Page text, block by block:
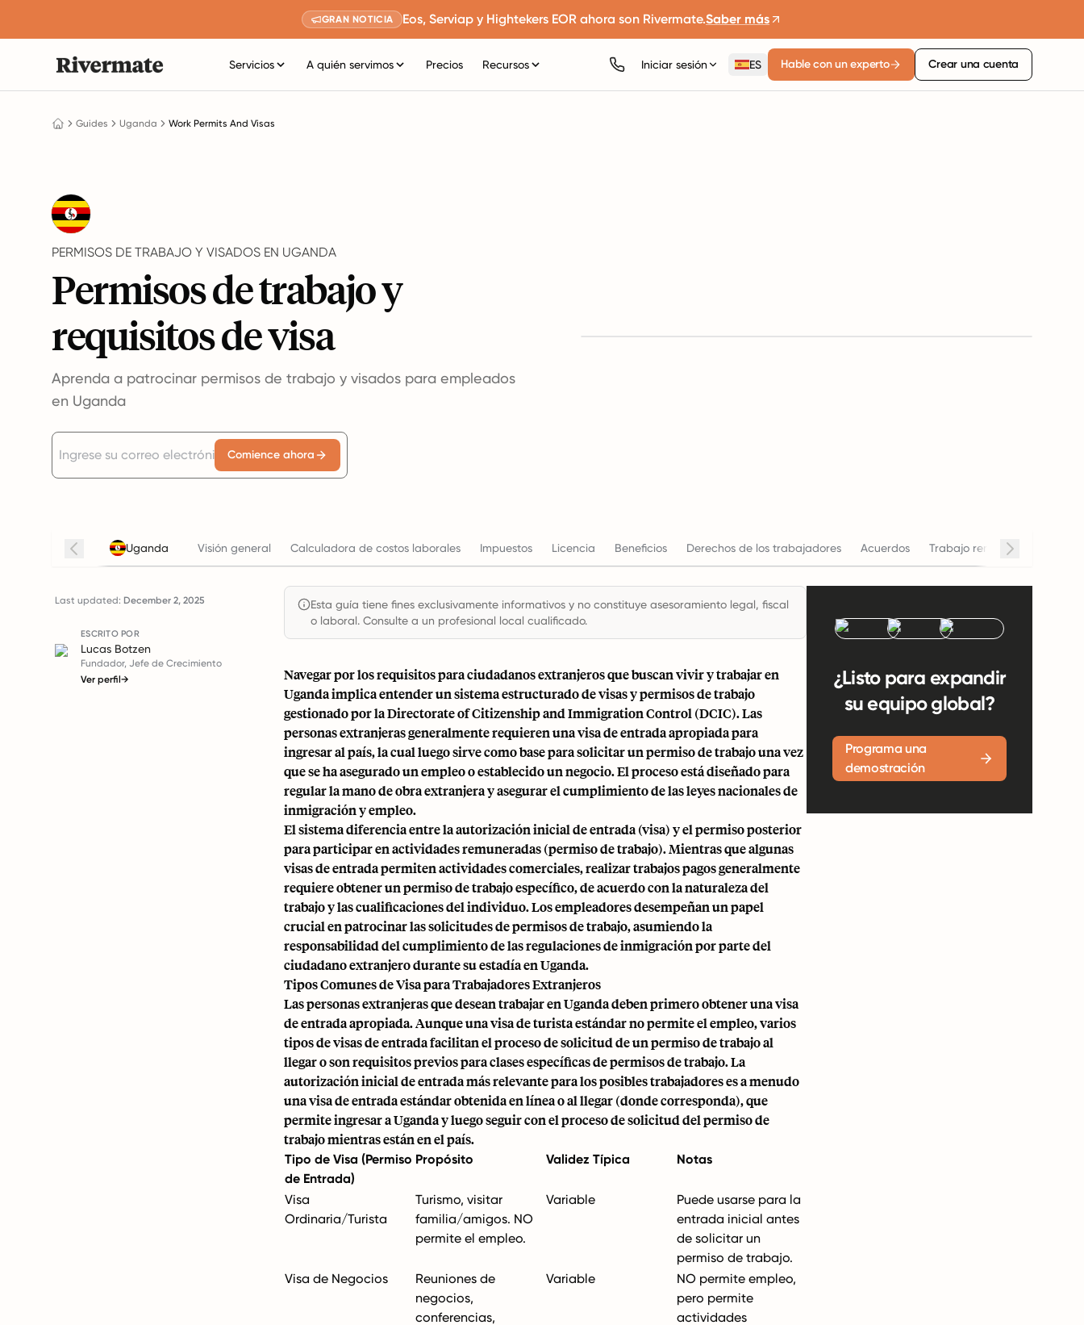
GRAN NOTICIA Eos, Serviap y Hightekers EOR ahora son Rivermate.Saber más
Servicios A quién servimos Precios Recursos Iniciar sesión ES Hable con un experto Crear una cuenta
Guides Uganda Work Permits And Visas
PERMISOS DE TRABAJO Y VISADOS EN UGANDA
Permisos de trabajo y
requisitos de visa
Aprenda a patrocinar permisos de trabajo y visados para empleados
en Uganda
Comience ahora
Uganda Visión general Calculadora de costos laborales Impuestos Licencia Beneficios Derechos de los trabajadores Acuerdos Trabajo remoto
Last updated: December 2, 2025
ESCRITO POR
Lucas Botzen
Fundador, Jefe de Crecimiento
Ver perfil→
Esta guía tiene fines exclusivamente informativos y no constituye asesoramiento legal, fiscal
o laboral. Consulte a un profesional local cualificado.
Navegar por los requisitos para ciudadanos extranjeros que buscan vivir y trabajar en
Uganda implica entender un sistema estructurado de visas y permisos de trabajo
gestionado por la Directorate of Citizenship and Immigration Control (DCIC). Las
personas extranjeras generalmente requieren una visa de entrada apropiada para
ingresar al país, la cual luego sirve como base para solicitar un permiso de trabajo una vez
que se ha asegurado un empleo o establecido un negocio. El proceso está diseñado para
regular la mano de obra extranjera y asegurar el cumplimiento de las leyes nacionales de
inmigración y empleo.
El sistema diferencia entre la autorización inicial de entrada (visa) y el permiso posterior
para participar en actividades remuneradas (permiso de trabajo). Mientras que algunas
visas de entrada permiten actividades comerciales, realizar trabajos pagos generalmente
requiere obtener un permiso de trabajo específico, de acuerdo con la naturaleza del
trabajo y las cualificaciones del individuo. Los empleadores desempeñan un papel
crucial en patrocinar las solicitudes de permisos de trabajo, asumiendo la
responsabilidad del cumplimiento de las regulaciones de inmigración por parte del
ciudadano extranjero durante su estadía en Uganda.
Tipos Comunes de Visa para Trabajadores Extranjeros
Las personas extranjeras que desean trabajar en Uganda deben primero obtener una visa
de entrada apropiada. Aunque una visa de turista estándar no permite el empleo, varios
tipos de visas de entrada facilitan el proceso de solicitud de un permiso de trabajo al
llegar o son requisitos previos para clases específicas de permisos de trabajo. La
autorización inicial de entrada más relevante para los posibles trabajadores es a menudo
una visa de entrada estándar obtenida en línea o al llegar (donde corresponda), que
permite ingresar a Uganda y luego seguir con el proceso de solicitud del permiso de
trabajo mientras están en el país.
Tipo de Visa (Permiso
de Entrada)
Propósito Validez Típica Notas
Visa
Ordinaria/Turista
Turismo, visitar
familia/amigos. NO
permite el empleo.
Variable
Puede usarse para la
entrada inicial antes
de solicitar un
permiso de trabajo.
Visa de Negocios
Reuniones de
negocios,
conferencias,
Variable
NO permite empleo,
pero permite
actividades
¿Listo para expandir
su equipo global?
Programa una
demostración